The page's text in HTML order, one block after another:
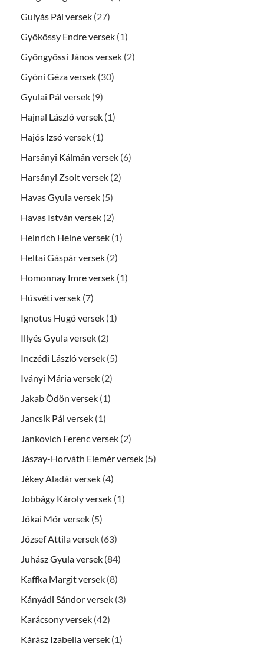
Gulyás Pál versek (27)
Gyökössy Endre versek (1)
Gyöngyössi János versek (2)
Gyóni Géza versek (30)
Gyulai Pál versek (9)
Hajnal László versek (1)
Hajós Izsó versek (1)
Harsányi Kálmán versek (6)
Harsányi Zsolt versek (2)
Havas Gyula versek (5)
Havas István versek (2)
Heinrich Heine versek (1)
Heltai Gáspár versek (2)
Homonnay Imre versek (1)
Húsvéti versek (7)
Ignotus Hugó versek (1)
Illyés Gyula versek (2)
Inczédi László versek (5)
Iványi Mária versek (2)
Jakab Ödön versek (1)
Jancsik Pál versek (1)
Jankovich Ferenc versek (2)
Jászay-Horváth Elemér versek (5)
Jékey Aladár versek (4)
Jobbágy Károly versek (1)
Jókai Mór versek (5)
József Attila versek (63)
Juhász Gyula versek (84)
Kaffka Margit versek (8)
Kányádi Sándor versek (3)
Karácsony versek (42)
Kárász Izabella versek (1)